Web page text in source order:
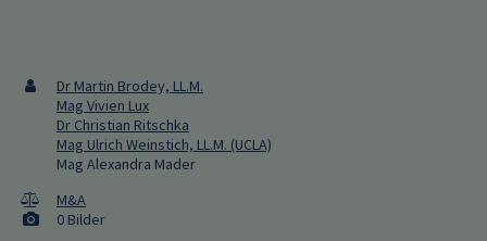
Dr Martin Brodey, LL.M.
Mag Vivien Lux
Dr Christian Ritschka
Mag Ulrich Weinstich, LL.M. (UCLA)
Mag Alexandra Mader
M&A
0 Bilder